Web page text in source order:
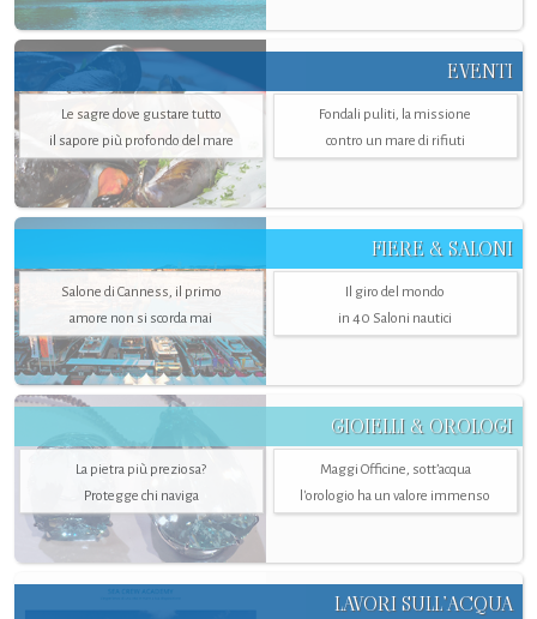
EVENTI
Le sagre dove gustare tutto
il sapore più profondo del mare
Fondali puliti, la missione
contro un mare di rifiuti
FIERE & SALONI
Salone di Canness, il primo
amore non si scorda mai
Il giro del mondo
in 40 Saloni nautici
GIOIELLI & OROLOGI
La pietra più preziosa?
Protegge chi naviga
Maggi Officine, sott’acqua
l'orologio ha un valore immenso
LAVORI SULL’ACQUA